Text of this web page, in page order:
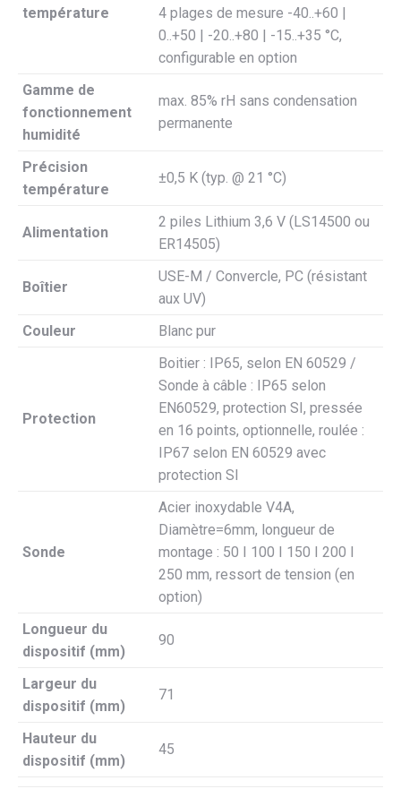
température
4 plages de mesure -40..+60 |
0..+50 | -20..+80 | -15..+35 °C,
configurable en option
Gamme de
fonctionnement
humidité
max. 85% rH sans condensation
permanente
Précision
température
±0,5 K (typ. @ 21 °C)
Alimentation
2 piles Lithium 3,6 V (LS14500 ou
ER14505)
Boîtier
USE-M / Convercle, PC (résistant
aux UV)
Couleur
Blanc pur
Protection
Boitier : IP65, selon EN 60529 /
Sonde à câble : IP65 selon
EN60529, protection SI, pressée
en 16 points, optionnelle, roulée :
IP67 selon EN 60529 avec
protection SI
Sonde
Acier inoxydable V4A,
Diamètre=6mm, longueur de
montage : 50 I 100 I 150 I 200 I
250 mm, ressort de tension (en
option)
Longueur du
dispositif (mm)
90
Largeur du
dispositif (mm)
71
Hauteur du
dispositif (mm)
45